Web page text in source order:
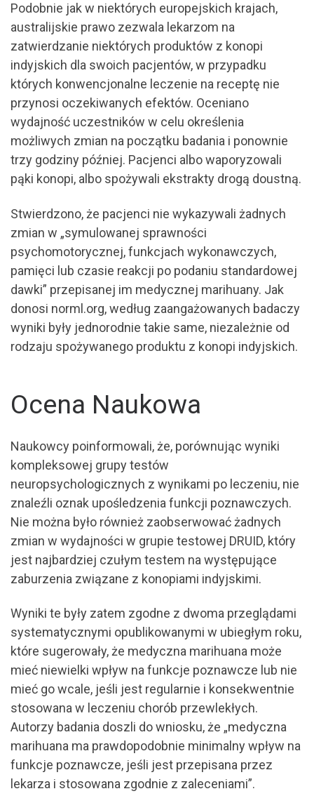
Podobnie jak w niektórych europejskich krajach,
australijskie prawo zezwala lekarzom na
zatwierdzanie niektórych produktów z konopi
indyjskich dla swoich pacjentów, w przypadku
których konwencjonalne leczenie na receptę nie
przynosi oczekiwanych efektów. Oceniano
wydajność uczestników w celu określenia
możliwych zmian na początku badania i ponownie
trzy godziny później. Pacjenci albo waporyzowali
pąki konopi, albo spożywali ekstrakty drogą doustną.
Stwierdzono, że pacjenci nie wykazywali żadnych
zmian w „symulowanej sprawności
psychomotorycznej, funkcjach wykonawczych,
pamięci lub czasie reakcji po podaniu standardowej
dawki” przepisanej im medycznej marihuany. Jak
donosi norml.org, według zaangażowanych badaczy
wyniki były jednorodnie takie same, niezależnie od
rodzaju spożywanego produktu z konopi indyjskich.
Ocena Naukowa
Naukowcy poinformowali, że, porównując wyniki
kompleksowej grupy testów
neuropsychologicznych z wynikami po leczeniu, nie
znaleźli oznak upośledzenia funkcji poznawczych.
Nie można było również zaobserwować żadnych
zmian w wydajności w grupie testowej DRUID, który
jest najbardziej czułym testem na występujące
zaburzenia związane z konopiami indyjskimi.
Wyniki te były zatem zgodne z dwoma przeglądami
systematycznymi opublikowanymi w ubiegłym roku,
które sugerowały, że medyczna marihuana może
mieć niewielki wpływ na funkcje poznawcze lub nie
mieć go wcale, jeśli jest regularnie i konsekwentnie
stosowana w leczeniu chorób przewlekłych.
Autorzy badania doszli do wniosku, że „medyczna
marihuana ma prawdopodobnie minimalny wpływ na
funkcje poznawcze, jeśli jest przepisana przez
lekarza i stosowana zgodnie z zaleceniami”.